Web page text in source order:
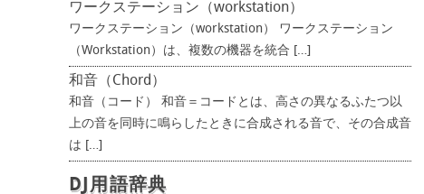
ワークステーション（workstation）
ワークステーション（workstation） ワークステーション
（Workstation）は、複数の機器を統合 […]
和音（Chord）
和音（コード） 和音＝コードとは、高さの異なるふたつ以
上の音を同時に鳴らしたときに合成される音で、その合成音
は […]
DJ用語辞典